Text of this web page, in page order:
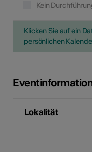
Kein
Klicken Sie auf ein
persönlichen
Lokalität